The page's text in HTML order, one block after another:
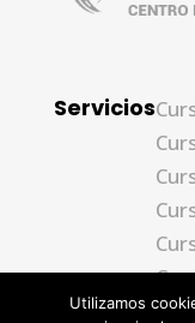
Servicios
Utilizamos